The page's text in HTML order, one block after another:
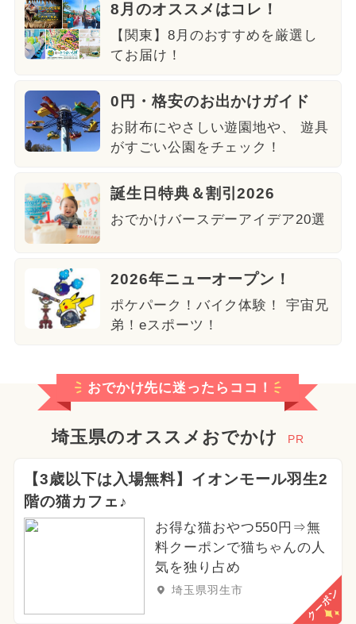
8月のオススメはコレ！
【関東】8月のおすすめを厳選し
てお届け！
0円・格安のお出かけガイド
お財布にやさしい遊園地や、 遊具
がすごい公園をチェック！
誕生日特典＆割引2026
おでかけバースデーアイデア20選
2026年ニューオープン！
ポケパーク！バイク体験！ 宇宙兄
弟！eスポーツ！
おでかけ先に迷ったらココ！
埼玉県のオススメおでかけ PR
【3歳以下は入場無料】イオンモール羽生2
階の猫カフェ♪
お得な猫おやつ550円⇒無
料クーポンで猫ちゃんの人
気を独り占め
埼玉県羽生市 クーポン